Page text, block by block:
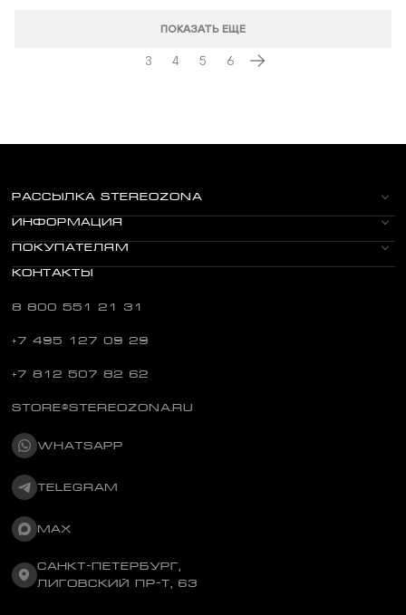
ПОКАЗАТЬ ЕЩЕ
3 4 5 6
РАССЫЛКА STEREOZONA
ИНФОРМАЦИЯ
ПОКУПАТЕЛЯМ
КОНТАКТЫ
8 800 551 21 31
+7 495 127 09 29
+7 812 507 82 62
STORE@STEREOZONA.RU
WHATSAPP
TELEGRAM
MAX
САНКТ-ПЕТЕРБУРГ,
ЛИГОВСКИЙ ПР-Т, 63